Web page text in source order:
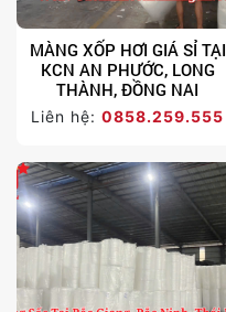
MÀNG XỐP HƠI GIÁ SỈ TẠI
KCN AN PHƯỚC, LONG
THÀNH, ĐỒNG NAI
Liên hệ:0858.259.555